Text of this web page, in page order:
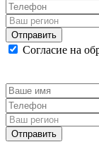
Отправить
Согласие на
Отправить